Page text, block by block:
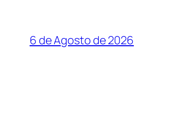
6 de Agosto de 2026